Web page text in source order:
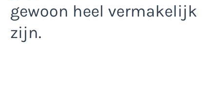
gewoon heel vermakelijk
zijn.